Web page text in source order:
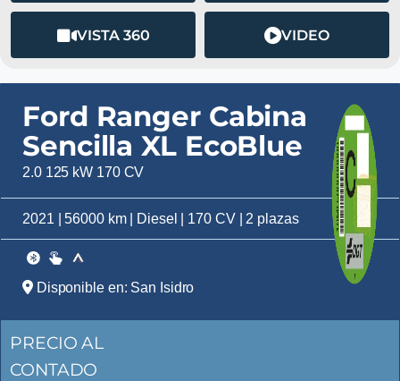
VISTA 360 VIDEO
Ford Ranger Cabina
Sencilla XL EcoBlue
2.0 125 kW 170 CV
2021 | 56000 km | Diesel | 170 CV | 2 plazas
Disponible en: San Isidro
PRECIO AL
CONTADO